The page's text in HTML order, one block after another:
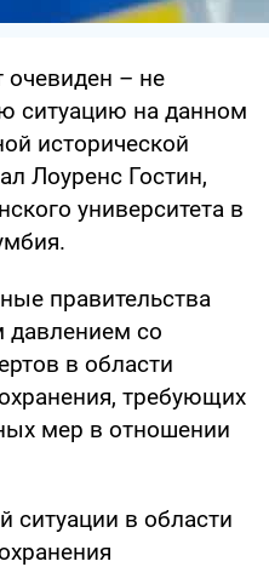
очевиден – не
ситуацию на данном
исторической
Лоуренс Гостин,
университета в
правительства
давлением со
в области
требующих
мер в отношении
ситуации в области